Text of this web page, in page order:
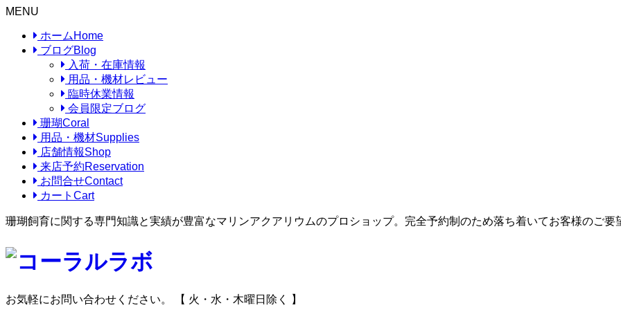
MENU
ホーム Home
ブログBlog
入荷・在庫情報
用品・機材レビュー
臨時休業情報
会員限定ブログ
珊瑚Coral
用品・機材Supplies
店舗情報Shop
来店予約Reservation
お問合せContact
カート Cart
珊瑚飼育に関する専門知識と実績が豊富なマリンアクアリウムのプロショップ。完全予約制のため落ち着いてお客様のご要
お気軽にお問い合わせください。 【 火・水・木曜日除く 】